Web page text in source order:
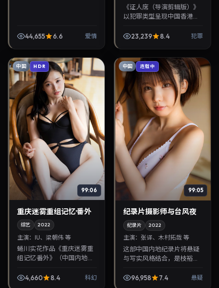
44,655 6.6 爱情
《证人席（导演剪辑版）》
以犯罪类型呈现中国香港当
桂纶镁、朱智勋。2022年1
23,239 8.4 犯罪
中国 HDR
99:06
重庆迷雾重组记忆·番外
综艺 2022
主演： IU、梁朝伟 等
蜷川实花作品《重庆迷雾重
组记忆·番外》（中国内地·科
2022年4月6日正式上映。
4,660 8.4 科幻
中国 连载中
99:05
纪录片摄影师与台风夜
纪录片 2022
主演：张译、木村拓哉 等
这部中国内地纪录片将悬疑
与写实风格结合，是枝裕和
主角。2022年8月16日与观
96,958 7.4 悬疑